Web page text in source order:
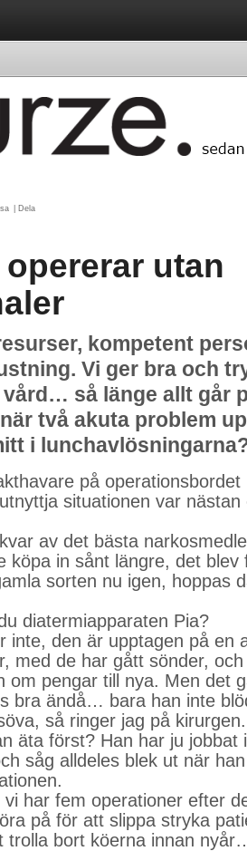
Dela
utan
kompetent
Vi ger bra och
så länge allt går
två akuta problem
i
på
situationen var nästan
av det bästa
köpa in sånt längre, det
sorten nu igen, hoppas
diatermiapparaten Pia?
inte, den är upptagen på en
med de har gått sönder,
om pengar till nya. Men det
bra ändå… bara han inte
så ringer jag på kirurgen.
äta först? Han har ju jobbat
såg alldeles blek ut när
har fem operationer efter
på för att slippa stryka
trolla bort köerna innan